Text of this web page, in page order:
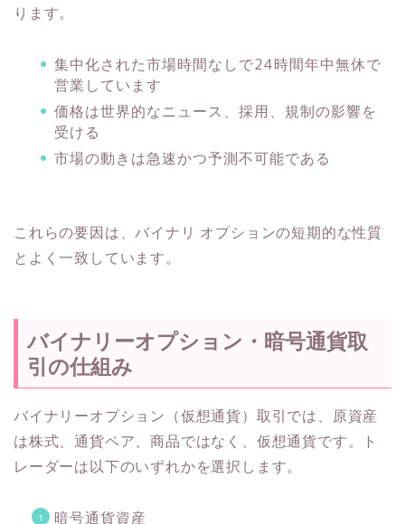
ります。
集中化された市場時間なしで24時間年中無休で
営業しています
価格は世界的なニュース、採用、規制の影響を
受ける
市場の動きは急速かつ予測不可能である
これらの要因は、バイナリ オプションの短期的な性質
とよく一致しています。
バイナリーオプション・暗号通貨取
引の仕組み
バイナリーオプション（仮想通貨）取引では、原資産
は株式、通貨ペア、商品ではなく、仮想通貨です。ト
レーダーは以下のいずれかを選択します。
暗号通貨資産